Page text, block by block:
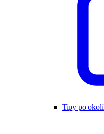
Tipy po okolí